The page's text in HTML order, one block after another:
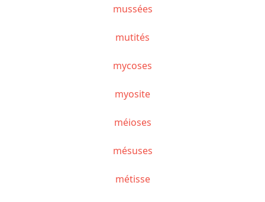
mussées
mutités
mycoses
myosite
méioses
mésuses
métisse